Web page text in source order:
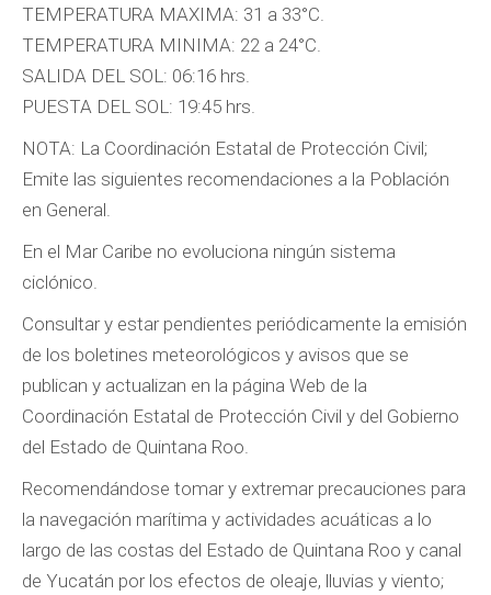
TEMPERATURA MAXIMA: 31 a 33°C.
TEMPERATURA MINIMA: 22 a 24°C.
SALIDA DEL SOL: 06:16 hrs.
PUESTA DEL SOL: 19:45 hrs.
NOTA: La Coordinación Estatal de Protección Civil;
Emite las siguientes recomendaciones a la Población
en General.
En el Mar Caribe no evoluciona ningún sistema
ciclónico.
Consultar y estar pendientes periódicamente la emisión
de los boletines meteorológicos y avisos que se
publican y actualizan en la página Web de la
Coordinación Estatal de Protección Civil y del Gobierno
del Estado de Quintana Roo.
Recomendándose tomar y extremar precauciones para
la navegación marítima y actividades acuáticas a lo
largo de las costas del Estado de Quintana Roo y canal
de Yucatán por los efectos de oleaje, lluvias y viento;